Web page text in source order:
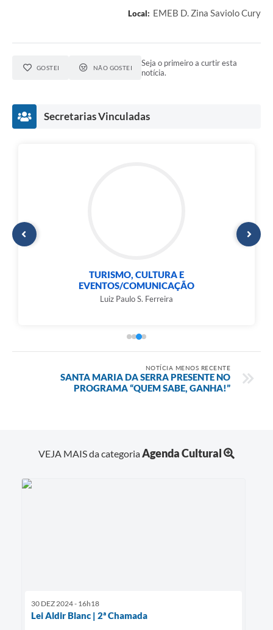
Local: EMEB D. Zina Saviolo Cury
GOSTEI NÃO GOSTEI
Seja o primeiro a curtir esta
notícia.
Secretarias Vinculadas
TURISMO, CULTURA E
EVENTOS/COMUNICAÇÃO
Luiz Paulo S. Ferreira
NOTÍCIA MENOS RECENTE
SANTA MARIA DA SERRA PRESENTE NO
PROGRAMA “QUEM SABE, GANHA!”
VEJA MAIS da categoriaAgenda Cultural
30 DEZ 2024 - 16h18
Lei Aldir Blanc | 2ª Chamada